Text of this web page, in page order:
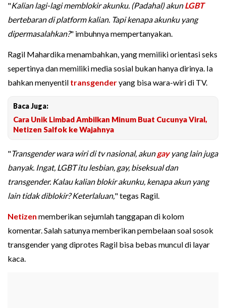
"Kalian lagi-lagi memblokir akunku. (Padahal) akunLGBT
bertebaran di platform kalian. Tapi kenapa akunku yang
dipermasalahkan?" imbuhnya mempertanyakan.
Ragil Mahardika menambahkan, yang memiliki orientasi seks
sepertinya dan memiliki media sosial bukan hanya dirinya. Ia
bahkan menyentil transgenderyang bisa wara-wiri di TV.
Baca Juga:
Cara Unik Limbad Ambilkan Minum Buat Cucunya Viral,
Netizen Salfok ke Wajahnya
"Transgender wara wiri di tv nasional, akungayyang lain juga
banyak. Ingat, LGBT itu lesbian, gay, biseksual dan
transgender. Kalau kalian blokir akunku, kenapa akun yang
lain tidak diblokir? Keterlaluan," tegas Ragil.
Netizen memberikan sejumlah tanggapan di kolom
komentar. Salah satunya memberikan pembelaan soal sosok
transgender yang diprotes Ragil bisa bebas muncul di layar
kaca.